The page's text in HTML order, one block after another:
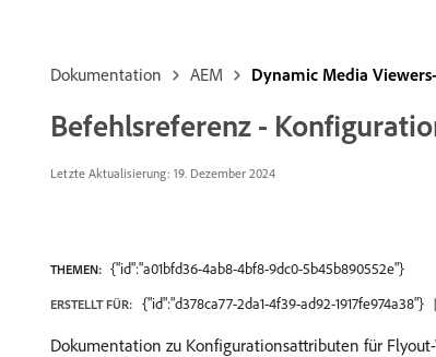
Dokumentation AEM Dynamic Media
Befehlsreferenz -
Letzte Aktualisierung: 19. Dezember 2024
THEMEN: {"id":"a01bfd36-4ab8-4bf8-9dc0-5b45b890552e"}
ERSTELLT FÜR: {"id":"d378ca77-2da1-4f39-ad92-1917fe974a38"}
Dokumentation zu Konfigurationsattributen für